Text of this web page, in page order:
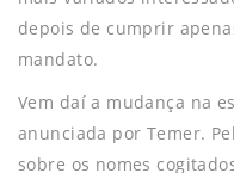
depois de cumprir
mandato.
Vem daí a mudança na
anunciada por Temer.
sobre os nomes